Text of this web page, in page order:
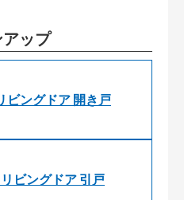
ップ
ングドア 開き戸
ビングドア 引戸